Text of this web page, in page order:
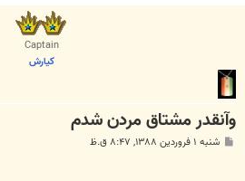
Captain
كيارش
وآنقدر مشتاق مردن شدم
شنبه ۱ فروردین ۱۳۸۸, ۸:۴۷ ق.ظ